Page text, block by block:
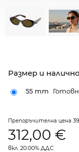
Размер и
55 mm
Препоръчителна цена
312,00 €
вкл. 20.00% ДДС